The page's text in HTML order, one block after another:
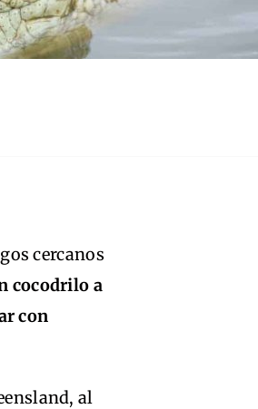
cercanos
cocodrilo a
con
al